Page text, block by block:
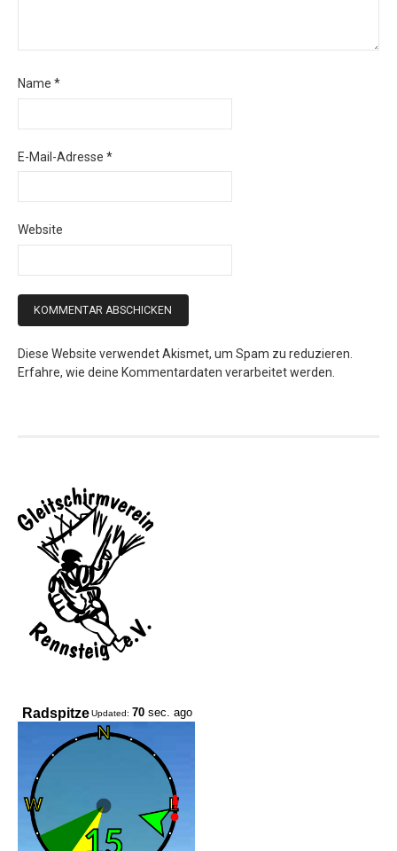
Name *
E-Mail-Adresse *
Website
Diese Website verwendet Akismet, um Spam zu reduzieren.
Erfahre, wie deine Kommentardaten verarbeitet werden.